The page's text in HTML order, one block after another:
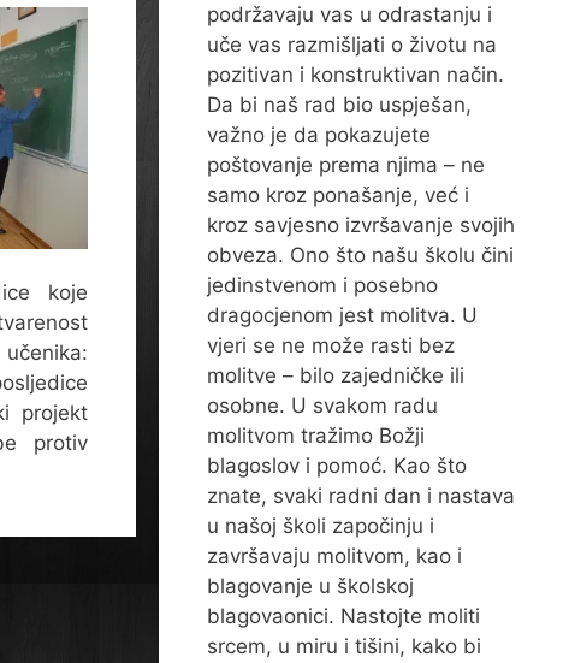
koje
projekt
protiv
podržavaju vas u odrastanju i
uče vas razmišljati o životu na
pozitivan i konstruktivan način.
Da bi naš rad bio uspješan,
važno je da pokazujete
poštovanje prema njima – ne
samo kroz ponašanje, već i
kroz savjesno izvršavanje svojih
obveza. Ono što našu školu čini
jedinstvenom i posebno
dragocjenom jest molitva. U
vjeri se ne može rasti bez
molitve – bilo zajedničke ili
osobne. U svakom radu
molitvom tražimo Božji
blagoslov i pomoć. Kao što
znate, svaki radni dan i nastava
u našoj školi započinju i
završavaju molitvom, kao i
blagovanje u školskoj
blagovaonici. Nastojte moliti
srcem, u miru i tišini, kako bi